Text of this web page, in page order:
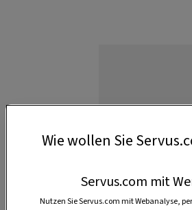
Wie wollen Sie
Servus.com mit
Nutzen Sie Servus.com mit Webanalyse,